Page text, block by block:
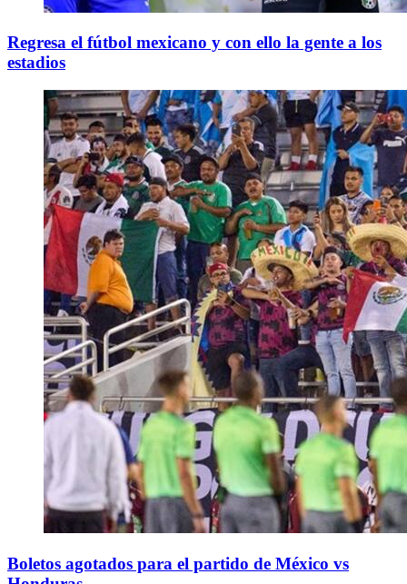
Regresa el fútbol mexicano y con ello la gente a los
estadios
Boletos agotados para el partido de México vs